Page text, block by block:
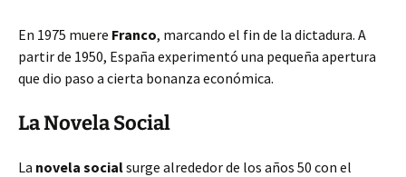
En 1975 muere Franco, marcando el fin de la dictadura. A
partir de 1950, España experimentó una pequeña apertura
que dio paso a cierta bonanza económica.
La Novela Social
La novela socialsurge alrededor de los años 50 con el